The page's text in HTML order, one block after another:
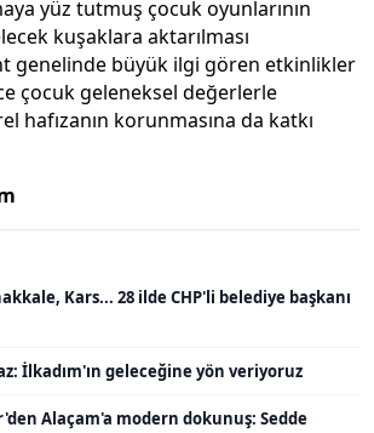
yüz tutmuş çocuk oyunlarının
kuşaklara aktarılması
genelinde büyük ilgi gören etkinlikler
çocuk geleneksel değerlerle
hafızanın korunmasına da katkı
Kars... 28 ilde CHP'li belediye başkanı
İlkadım'ın geleceğine yön veriyoruz
Alaçam'a modern dokunuş: Sedde